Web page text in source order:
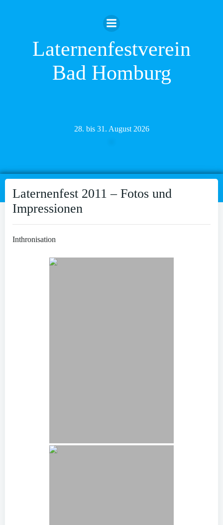
Inhalt
springen
Laternenfestverein
Bad Homburg
28. bis 31. August 2026
Laternenfest 2011 – Fotos und
Impressionen
Inthronisation